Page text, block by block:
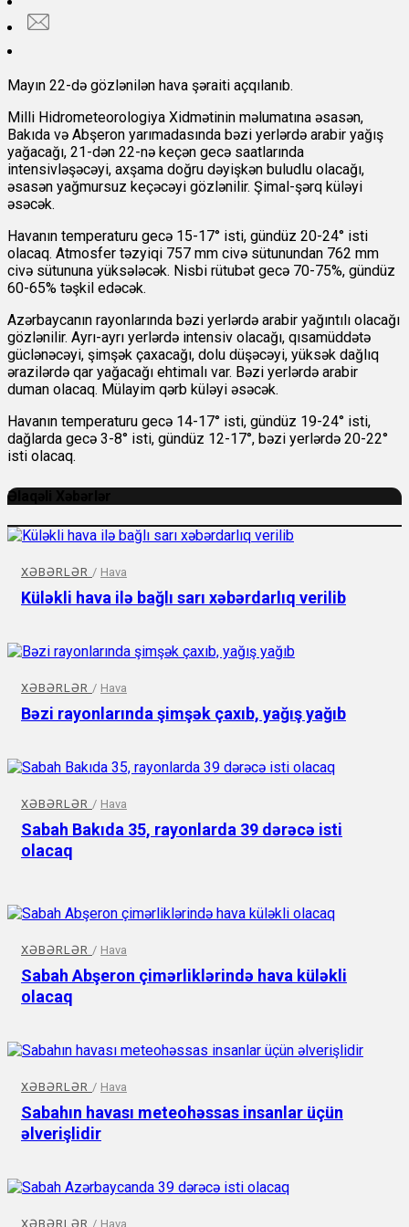
Mayın 22-də gözlənilən hava şəraiti açqılanıb.
Milli Hidrometeorologiya Xidmətinin məlumatına əsasən,
Bakıda və Abşeron yarımadasında bəzi yerlərdə arabir yağış
yağacağı, 21-dən 22-nə keçən gecə saatlarında
intensivləşəcəyi, axşama doğru dəyişkən buludlu olacağı,
əsasən yağmursuz keçəcəyi gözlənilir. Şimal-şərq küləyi
əsəcək.
Havanın temperaturu gecə 15-17° isti, gündüz 20-24° isti
olacaq. Atmosfer təzyiqi 757 mm civə sütunundan 762 mm
civə sütununa yüksələcək. Nisbi rütubət gecə 70-75%, gündüz
60-65% təşkil edəcək.
Azərbaycanın rayonlarında bəzi yerlərdə arabir yağıntılı olacağı
gözlənilir. Ayrı-ayrı yerlərdə intensiv olacağı, qısamüddətə
güclənəcəyi, şimşək çaxacağı, dolu düşəcəyi, yüksək dağlıq
ərazilərdə qar yağacağı ehtimalı var. Bəzi yerlərdə arabir
duman olacaq. Mülayim qərb küləyi əsəcək.
Havanın temperaturu gecə 14-17° isti, gündüz 19-24° isti,
dağlarda gecə 3-8° isti, gündüz 12-17°, bəzi yerlərdə 20-22°
isti olacaq.
Əlaqəli Xəbərlər
XƏBƏRLƏR / Hava
Küləkli hava ilə bağlı sarı xəbərdarlıq verilib
XƏBƏRLƏR / Hava
Bəzi rayonlarında şimşək çaxıb, yağış yağıb
XƏBƏRLƏR / Hava
Sabah Bakıda 35, rayonlarda 39 dərəcə isti
olacaq
XƏBƏRLƏR / Hava
Sabah Abşeron çimərliklərində hava küləkli
olacaq
XƏBƏRLƏR / Hava
Sabahın havası meteohəssas insanlar üçün
əlverişlidir
XƏBƏRLƏR / Hava